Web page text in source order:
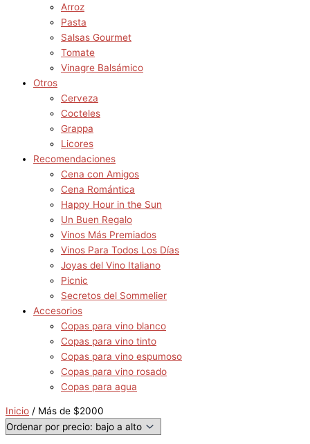
Arroz
Pasta
Salsas Gourmet
Tomate
Vinagre Balsámico
Otros
Cerveza
Cocteles
Grappa
Licores
Recomendaciones
Cena con Amigos
Cena Romántica
Happy Hour in the Sun
Un Buen Regalo
Vinos Más Premiados
Vinos Para Todos Los Días
Joyas del Vino Italiano
Picnic
Secretos del Sommelier
Accesorios
Copas para vino blanco
Copas para vino tinto
Copas para vino espumoso
Copas para vino rosado
Copas para agua
Inicio / Más de $2000